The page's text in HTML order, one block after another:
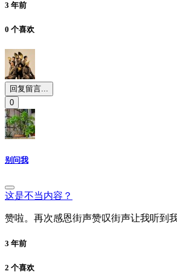
3 年前
0 个喜欢
回复留言...
0
别问我
这是不当内容？
赞啦。再次感恩街声赞叹街声让我听到
3 年前
2 个喜欢